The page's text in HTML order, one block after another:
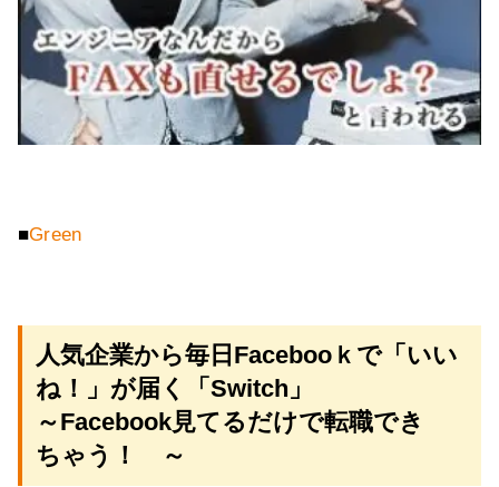
■Green
人気企業から毎日Facebooｋで「いい
ね！」が届く「Switch」
～Facebook見てるだけで転職でき
ちゃう！ ～